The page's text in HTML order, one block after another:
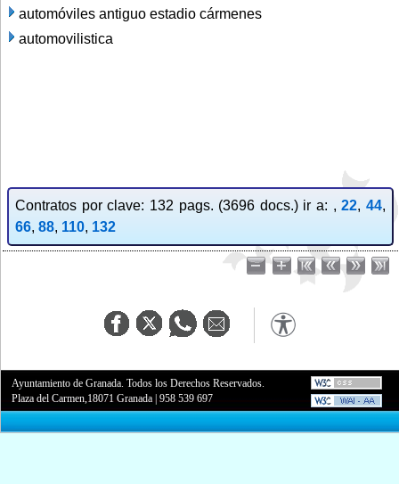
automóviles antiguo estadio cármenes
automovilistica
Contratos por clave: 132 pags. (3696 docs.) ir a: ,22,44,
66, 88, 110, 132
Ayuntamiento de Granada. Todos los Derechos Reservados.
Plaza del Carmen,18071 Granada |958 539 697